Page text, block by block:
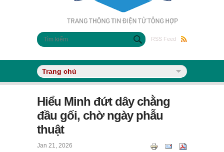
RSS Feed
Biểu mẫu tìm kiếm
Tìm kiếm
Hiểu Minh đứt dây chằng
đầu gối, chờ ngày phẫu
thuật
Jan 21, 2026